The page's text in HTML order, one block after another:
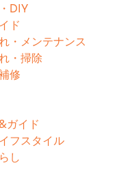
DIY
ド
・メンテナンス
・掃除
修
ガイド
フスタイル
し